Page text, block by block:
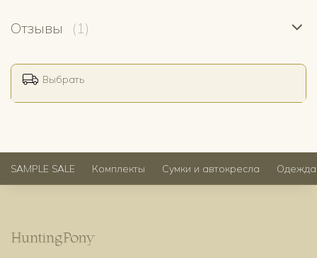
Отзывы (1)
Выбрать
SAMPLE SALE Комплекты Сумки и автокресла Одежда